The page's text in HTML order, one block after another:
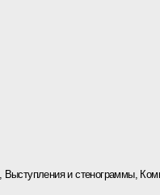
Выступления и стенограммы,